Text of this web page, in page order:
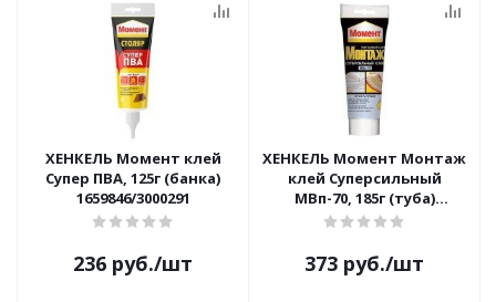
ХЕНКЕЛЬ Момент клей
Супер ПВА, 125г (банка)
1659846/3000291
236 руб./шт
ХЕНКЕЛЬ Момент Монтаж
клей Суперсильный
МВп-70, 185г (туба)
прозрачный 1317436
373 руб./шт